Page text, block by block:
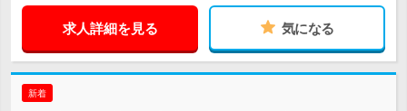
求人詳細を見る 気になる
新着